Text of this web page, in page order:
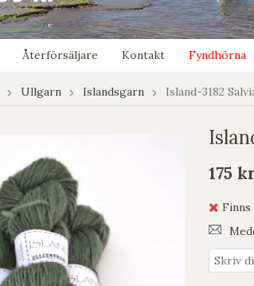
Återförsäljare Kontakt Fyndhörna
Ullgarn Islandsgarn Island-3182
175